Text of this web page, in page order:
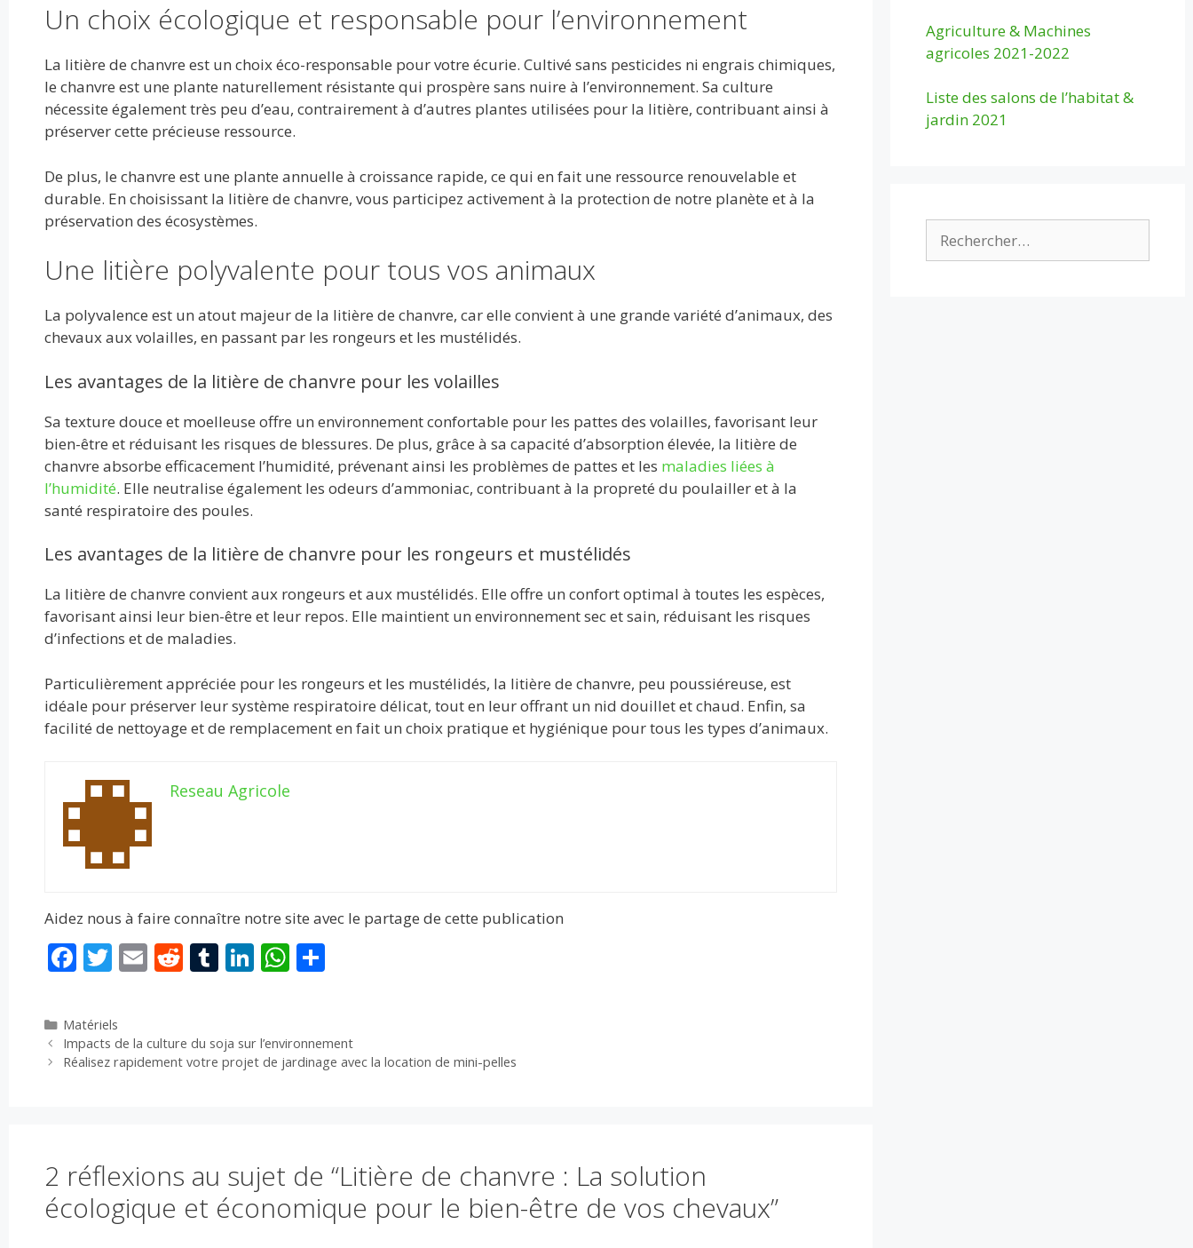
Un choix écologique et responsable pour l’environnement
La litière de chanvre est un choix éco-responsable pour votre écurie. Cultivé sans pesticides ni engrais chimiques,
le chanvre est une plante naturellement résistante qui prospère sans nuire à l’environnement. Sa culture
nécessite également très peu d’eau, contrairement à d’autres plantes utilisées pour la litière, contribuant ainsi à
préserver cette précieuse ressource.
De plus, le chanvre est une plante annuelle à croissance rapide, ce qui en fait une ressource renouvelable et
durable. En choisissant la litière de chanvre, vous participez activement à la protection de notre planète et à la
préservation des écosystèmes.
Une litière polyvalente pour tous vos animaux
La polyvalence est un atout majeur de la litière de chanvre, car elle convient à une grande variété d’animaux, des
chevaux aux volailles, en passant par les rongeurs et les mustélidés.
Les avantages de la litière de chanvre pour les volailles
Sa texture douce et moelleuse offre un environnement confortable pour les pattes des volailles, favorisant leur
bien-être et réduisant les risques de blessures. De plus, grâce à sa capacité d’absorption élevée, la litière de
chanvre absorbe efficacement l’humidité, prévenant ainsi les problèmes de pattes et les maladies liées à
l’humidité. Elle neutralise également les odeurs d’ammoniac, contribuant à la propreté du poulailler et à la
santé respiratoire des poules.
Les avantages de la litière de chanvre pour les rongeurs et mustélidés
La litière de chanvre convient aux rongeurs et aux mustélidés. Elle offre un confort optimal à toutes les espèces,
favorisant ainsi leur bien-être et leur repos. Elle maintient un environnement sec et sain, réduisant les risques
d’infections et de maladies.
Particulièrement appréciée pour les rongeurs et les mustélidés, la litière de chanvre, peu poussiéreuse, est
idéale pour préserver leur système respiratoire délicat, tout en leur offrant un nid douillet et chaud. Enfin, sa
facilité de nettoyage et de remplacement en fait un choix pratique et hygiénique pour tous les types d’animaux.
Reseau Agricole
Aidez nous à faire connaître notre site avec le partage de cette publication
F
e
b
o
T
itt
er
E
l
R
di
t
T
bl
r
Li
e
dI
W
s
A
P
g
er
Catégories
Matériels
Impacts de la culture du soja sur l’environnement
Réalisez rapidement votre projet de jardinage avec la location de mini-pelles
2 réflexions au sujet de “Litière de chanvre : La solution
écologique et économique pour le bien-être de vos chevaux”
Agriculture & Machines
agricoles 2021-2022
Liste des salons de l’habitat &
jardin 2021